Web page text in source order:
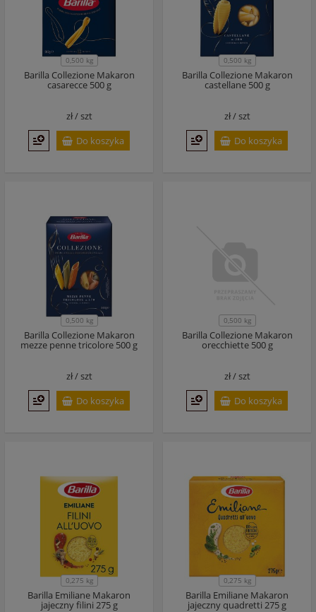
0,500 kg
Barilla Collezione Makaron
casarecce 500 g
zł /szt
Do koszyka
0,500 kg
Barilla Collezione Makaron
castellane 500 g
zł /szt
Do koszyka
0,500 kg
Barilla Collezione Makaron
mezze penne tricolore 500 g
zł /szt
Do koszyka
0,500 kg
Barilla Collezione Makaron
orecchiette 500 g
zł /szt
Do koszyka
0,275 kg
Barilla Emiliane Makaron
jajeczny filini 275 g
0,275 kg
Barilla Emiliane Makaron
jajeczny quadretti 275 g